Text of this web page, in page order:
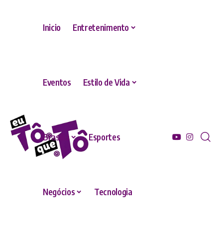
Inicio Entretenimento
Eventos Estilo de Vida
Brasília Esportes
Negócios Tecnologia